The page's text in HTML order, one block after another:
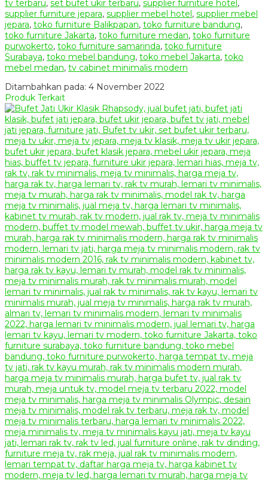
tv terbaru, set bufet ukir terbaru, supplier furniture hotel ,
supplier furniture jepara, supplier mebel hotel, supplier mebel
jepara, toko furniture Balikpapan, toko furniture bandung,
toko furniture Jakarta, toko furniture medan, toko furniture
purwokerto, toko furniture samarinda, toko furniture
Surabaya, toko mebel bandung, toko mebel Jakarta, toko
mebel medan, tv cabinet minimalis modern
Ditambahkan pada: 4 November 2022
Produk Terkait